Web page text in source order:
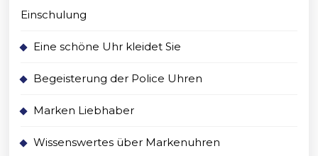
Einschulung
Eine schöne Uhr kleidet Sie
Begeisterung der Police Uhren
Marken Liebhaber
Wissenswertes über Markenuhren